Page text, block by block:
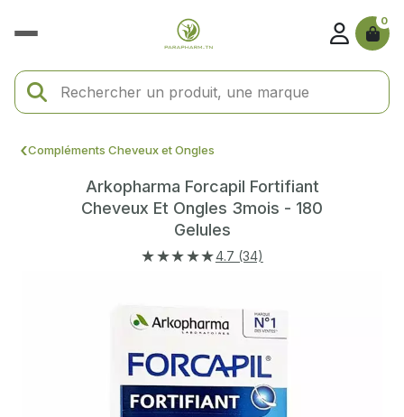
0
Compléments Cheveux et Ongles
Arkopharma Forcapil Fortifiant
Cheveux Et Ongles 3mois - 180
Gelules
★★★★★4.7 (34)